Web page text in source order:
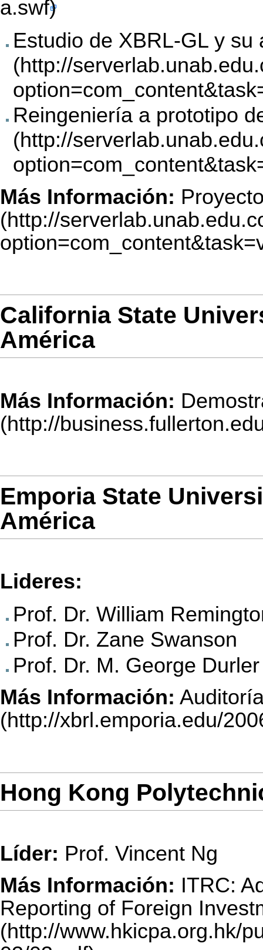
Estudio de XBRL-GL y
Reingeniería a prototipo
Más Información:
California State
América
Más Información:
Emporia State
América
Lideres:
Prof. Dr. William
Prof. Dr. Zane Swanson
Prof. Dr. M. George Durler
Más Información:
Hong Kong
Líder: Prof. Vincent Ng
Más Información: ITRC:
Reporting of Foreign